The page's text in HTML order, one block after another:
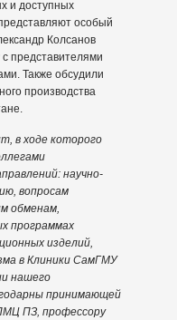
и доступных
особый
Колсанов
представителями
Также обсудили
производства
в ходе которого
научно-
вопросам
обменам,
программах
изделий,
в Клиники СамГМУ
нашего
принимающей
ПЗ, профессору